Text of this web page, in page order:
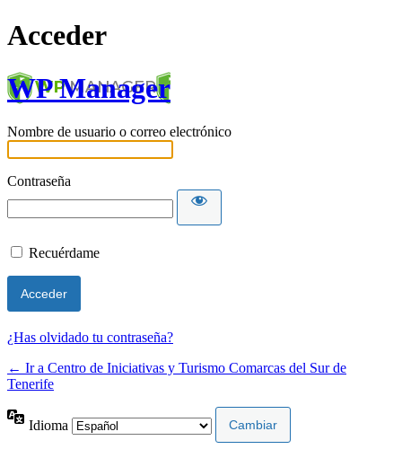
Acceder
WP Manager
Nombre de usuario o correo electrónico
Contraseña
Recuérdame
¿Has olvidado tu contraseña?
← Ir a Centro de Iniciativas y Turismo Comarcas del Sur de
Tenerife
Idioma